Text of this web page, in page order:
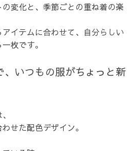
変化と、季節ごとの重ね着の楽
イテムに合わせて、自分らしい
枚です。
、いつもの服がちょっと新
せた配色デザイン。